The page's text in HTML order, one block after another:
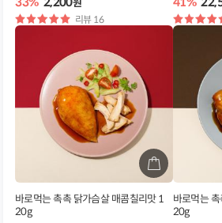
별
점
리뷰 16
별
점
바로먹는 촉촉 닭가슴살 매콤칠리맛 1
20g
바로먹는
20g